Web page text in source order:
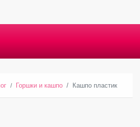
Горшки и кашпо Кашпо пластик